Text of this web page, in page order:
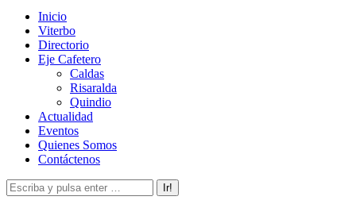
Facebook
page
opens
Twitter
page
opens
Instagram
page
opens
YouTube
page
opens
Inicio
Viterbo
Directorio
Eje Cafetero
Caldas
Risaralda
Quindio
Actualidad
Eventos
Quienes Somos
Contáctenos
Buscar: